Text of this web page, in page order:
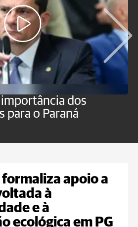
dos
para o Paraná
apoio a
à
e à
ecológica em PG